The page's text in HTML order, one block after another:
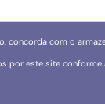
concorda com o
por este site conforme